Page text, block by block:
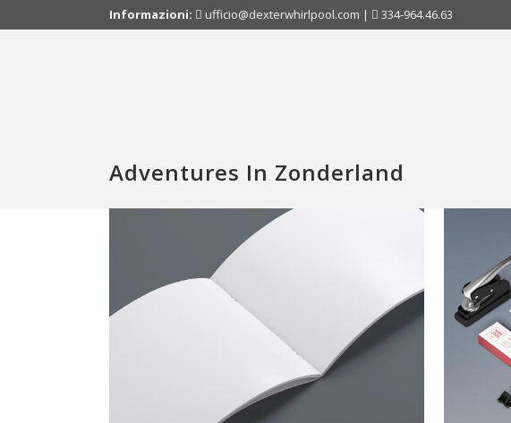
Informazioni: ufficio@dexterwhirlpool.com | 334-964.46.63
Adventures In Zonderland